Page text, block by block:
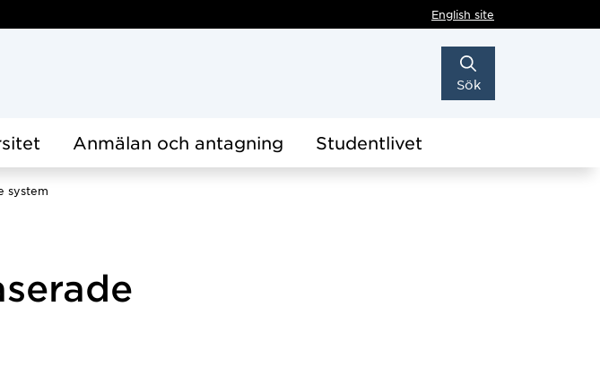
English site
Sök
Anmälan och antagning Studentlivet
system